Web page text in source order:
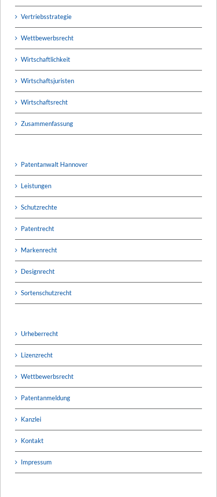
Vertriebsstrategie
Wettbewerbsrecht
Wirtschaftlichkeit
Wirtschaftsjuristen
Wirtschaftsrecht
Zusammenfassung
Patentanwalt Hannover
Leistungen
Schutzrechte
Patentrecht
Markenrecht
Designrecht
Sortenschutzrecht
Urheberrecht
Lizenzrecht
Wettbewerbsrecht
Patentanmeldung
Kanzlei
Kontakt
Impressum